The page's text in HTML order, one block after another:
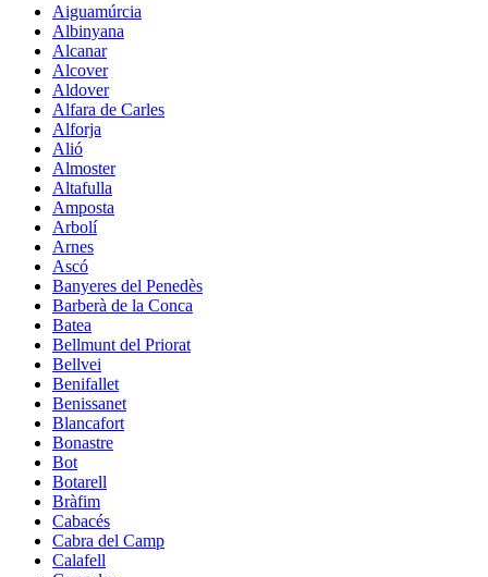
Aiguamúrcia
Albinyana
Alcanar
Alcover
Aldover
Alfara de Carles
Alforja
Alió
Almoster
Altafulla
Amposta
Arbolí
Arnes
Ascó
Banyeres del Penedès
Barberà de la Conca
Batea
Bellmunt del Priorat
Bellvei
Benifallet
Benissanet
Blancafort
Bonastre
Bot
Botarell
Bràfim
Cabacés
Cabra del Camp
Calafell